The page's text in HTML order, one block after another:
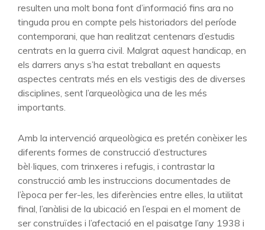
resulten una molt bona font d’informació fins ara no
tinguda prou en compte pels historiadors del període
contemporani, que han realitzat centenars d’estudis
centrats en la guerra civil. Malgrat aquest handicap, en
els darrers anys s’ha estat treballant en aquests
aspectes centrats més en els vestigis des de diverses
disciplines, sent l’arqueològica una de les més
importants.
Amb la intervenció arqueològica es pretén conèixer les
diferents formes de construcció d’estructures
bèl·liques, com trinxeres i refugis, i contrastar la
construcció amb les instruccions documentades de
l’època per fer-les, les diferències entre elles, la utilitat
final, l’anàlisi de la ubicació en l’espai en el moment de
ser construïdes i l’afectació en el paisatge l’any 1938 i